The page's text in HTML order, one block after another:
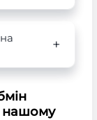
нашому